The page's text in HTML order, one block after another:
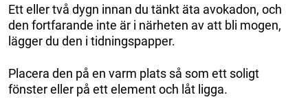
Ett eller två dygn innan du tänkt äta avokadon, och
den fortfarande inte är i närheten av att bli mogen,
lägger du den i tidningspapper.
Placera den på en varm plats så som ett soligt
fönster eller på ett element och låt ligga.